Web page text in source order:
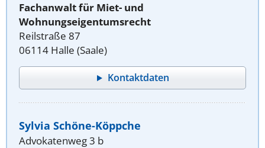
Fachanwalt für Miet- und
Wohnungseigentumsrecht
Reilstraße 87
06114 Halle (Saale)
Kontaktdaten
Sylvia Schöne-Köppche
Advokatenweg 3 b